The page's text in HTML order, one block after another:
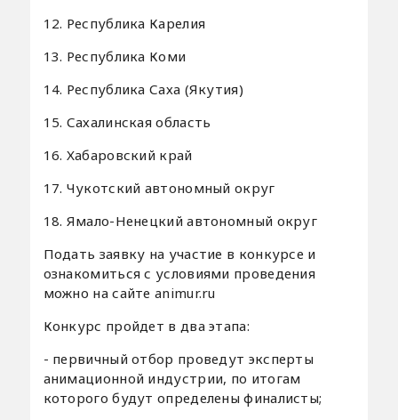
12. Республика Карелия
13. Республика Коми
14. Республика Саха (Якутия)
15. Сахалинская область
16. Хабаровский край
17. Чукотский автономный округ
18. Ямало-Ненецкий автономный округ
Подать заявку на участие в конкурсе и
ознакомиться с условиями проведения
можно на сайте animur.ru
Конкурс пройдет в два этапа:
- первичный отбор проведут эксперты
анимационной индустрии, по итогам
которого будут определены финалисты;